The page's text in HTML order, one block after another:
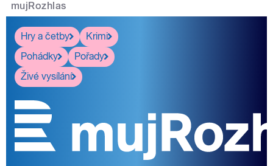
mujRozhlas
Hry a četby
Krimi
Pohádky
Pořady
Živé vysílání